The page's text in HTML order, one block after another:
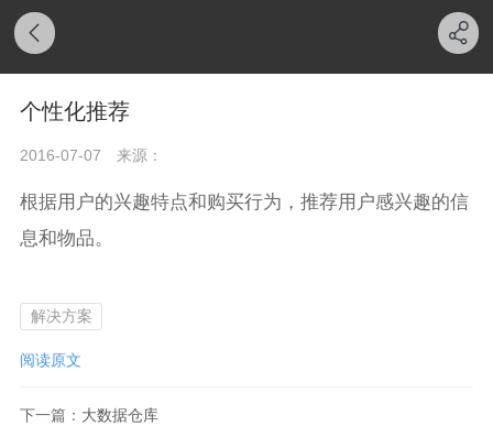
个性化推荐
2016-07-07 来源：
根据用户的兴趣特点和购买行为，推荐用户感兴趣的信
息和物品。
解决方案
阅读原文
下一篇： 大数据仓库